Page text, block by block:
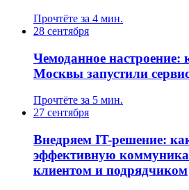
Прочтёте за 4 мин.
28 сентября
Чемоданное
Москвы запустили
Прочтёте за 5 мин.
27 сентября
Внедряем IT-решение:
эффективную
клиентом и подрядчиком